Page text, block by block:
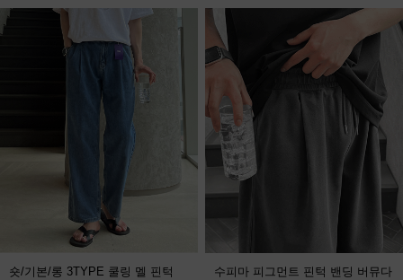
숏/기본/롱 3TYPE 쿨링 멜 핀턱
수피마 피그먼트 핀턱 밴딩 버뮤다